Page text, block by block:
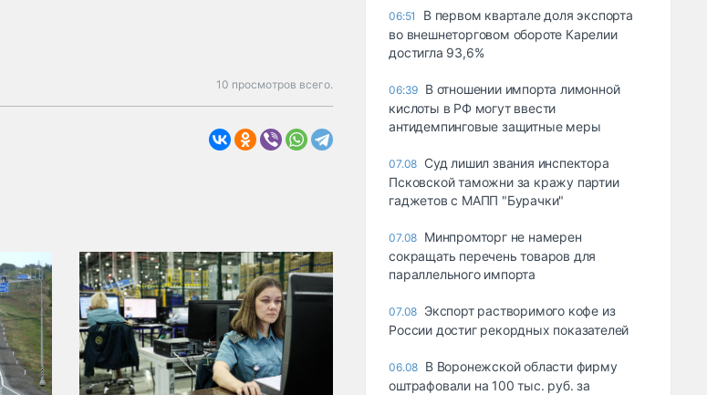
10 просмотров всего.
06:51
В первом квартале доля экспорта
во внешнеторговом обороте Карелии
достигла 93,6%
06:39 В отношении импорта лимонной
кислоты в РФ могут ввести
антидемпинговые защитные меры
07.08 Суд лишил звания инспектора
Псковской таможни за кражу партии
гаджетов с МАПП "Бурачки"
07.08 Минпромторг не намерен
сокращать перечень товаров для
параллельного импорта
07.08 Экспорт растворимого кофе из
России достиг рекордных показателей
06.08 В Воронежской области фирму
оштрафовали на 100 тыс. руб. за